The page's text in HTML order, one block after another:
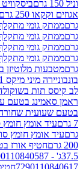
ביסקוויט לוטוס במילוי
גרם
גליליות וופלים
מתקלף חיות 102 גרם
מתקלף אפרסק תפוז 85
מתקלף חיות 102 גרם
מתקלף אפרסק 75 גרם
ביטקוין 1 ק"ג
מיקס 181 גרם
102 גרם
עוף חריף 140 גרם
שחורה צאצ'רוני 140 גרם
חומץ ספריי רימון 50 גרם
חומץ סוכריה+גלי חמוץ
אורז בטעם צ'לי 120 גרם
חטיפי חומוס דבאייל